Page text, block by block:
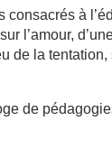
à
l’amour,
de la
de